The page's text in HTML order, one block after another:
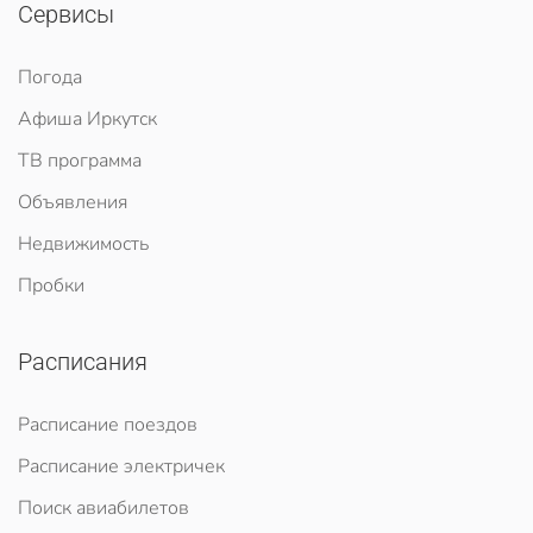
Сервисы
Погода
Афиша Иркутск
ТВ программа
Объявления
Недвижимость
Пробки
Расписания
Расписание поездов
Расписание электричек
Поиск авиабилетов